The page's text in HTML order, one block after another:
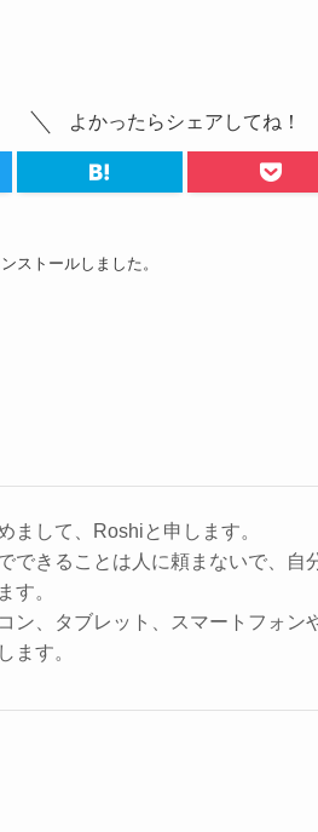
よかったらシェアしてね！
ストールしました。
まして、Roshiと申します。
できることは人に頼まないで、自
す。
ン、タブレット、スマートフォン
ます。